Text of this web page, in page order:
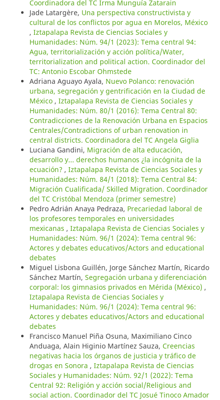
Coordinadora del TC Irma Munguía Zatarain
Jade Latargère, Una perspectiva constructivista y
cultural de los conflictos por agua en Morelos, México
, Iztapalapa Revista de Ciencias Sociales y
Humanidades: Núm. 94/1 (2023): Tema central 94:
Agua, territorialización y acción política/Water,
territorialization and political action. Coordinador del
TC: Antonio Escobar Ohmstede
Adriana Aguayo Ayala, Nuevo Polanco: renovación
urbana, segregación y gentrificación en la Ciudad de
México , Iztapalapa Revista de Ciencias Sociales y
Humanidades: Núm. 80/1 (2016): Tema Central 80:
Contradicciones de la Renovación Urbana en Espacios
Centrales/Contradictions of urban renovation in
central districts. Coordinadora del TC Angela Giglia
Luciana Gandini, Migración de alta educación,
desarrollo y... derechos humanos ¿la incógnita de la
ecuación? , Iztapalapa Revista de Ciencias Sociales y
Humanidades: Núm. 84/1 (2018): Tema Central 84:
Migración Cualificada/ Skilled Migration. Coordinador
del TC Cristóbal Mendoza (primer semestre)
Pedro Adrián Anaya Pedraza, Precariedad laboral de
los profesores temporales en universidades
mexicanas , Iztapalapa Revista de Ciencias Sociales y
Humanidades: Núm. 96/1 (2024): Tema central 96:
Actores y debates educativos/Actors and educational
debates
Miguel Lisbona Guillén, Jorge Sánchez Martín, Ricardo
Sánchez Martín, Segregación urbana y diferenciación
corporal: los gimnasios privados en Mérida (México) ,
Iztapalapa Revista de Ciencias Sociales y
Humanidades: Núm. 96/1 (2024): Tema central 96:
Actores y debates educativos/Actors and educational
debates
Francisco Manuel Piña Osuna, Maximiliano Cinco
Anduaga, Alain Higinio Martínez Sauza, Creencias
negativas hacia los órganos de justicia y tráfico de
drogas en Sonora , Iztapalapa Revista de Ciencias
Sociales y Humanidades: Núm. 92/1 (2022): Tema
Central 92: Religión y acción social/Religious and
social action. Coordinador del TC Josué Tinoco Amador